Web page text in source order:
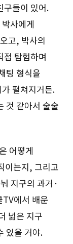
구들이 있어.
사에게
고, 박사의
접 탐험하며
팅 형식을
펼쳐지거든.
것 같아서 술술
어떻게
이는지, 그리고
지구의 과거·
TV에서 배운
넓은 지구
있을 거야.